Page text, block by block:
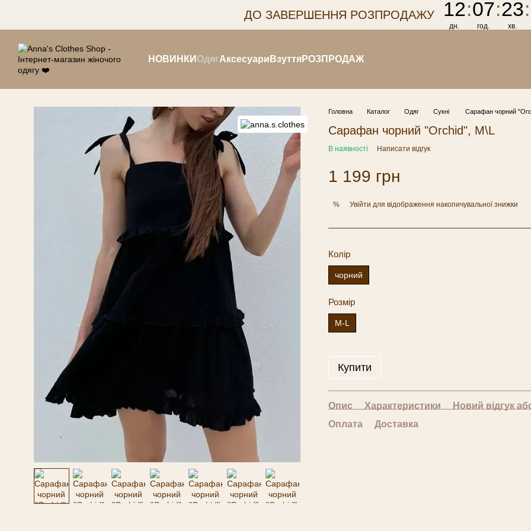
ДО ЗАВЕРШЕННЯ РОЗПРОДАЖУ 12:07:23:
дн. год. хв.
НОВИНКИ ОдягАксесуари ВзуттяРОЗПРОДАЖ
Головна Каталог Одяг Сукні Сарафан чорний
Сарафан чорний "Orchid", M\L
В наявності Написати відгук
1 199 грн
% Увійти для відображення накопичувальної знижки
Колір
чорний
Розмір
M-L
Купити
Опис Характеристики
Новий відгук
Оплата
Доставка